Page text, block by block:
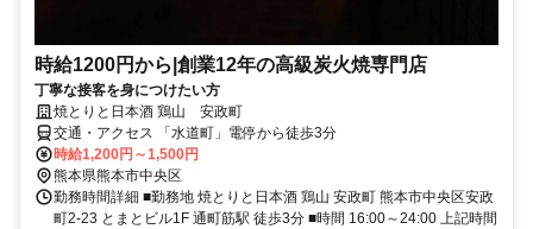
時給1200円から|創業12年の高級炭火焼専門店
丁寧な接客を身につけたい方
焼とりと日本酒 鶏山 安政町
交通・アクセス 「水道町」電停から徒歩3分
時給1,200円～1,500円
熊本県熊本市中央区
勤務時間詳細 ■勤務地 焼とりと日本酒 鶏山 安政町 熊本市中央区安政
町2-23 とまとビル1F 通町筋駅 徒歩3分 ■時間 16:00～24:00 上記時間